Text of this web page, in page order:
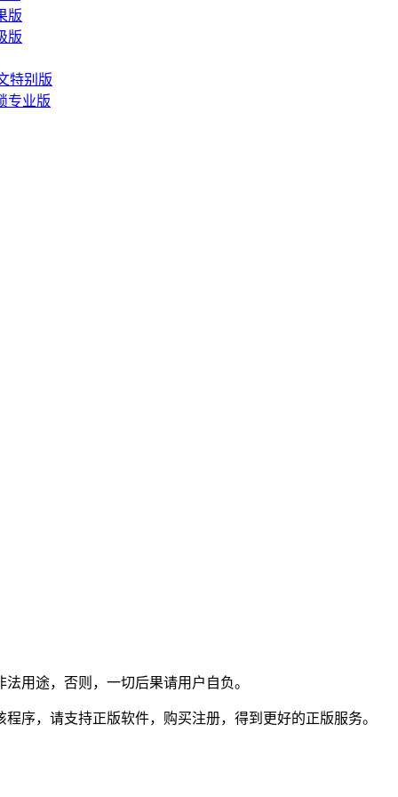
版
版
特别版
专业版
用途，否则，一切后果请用户自负。
序，请支持正版软件，购买注册，得到更好的正版服务。